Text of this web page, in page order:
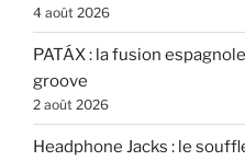
4 août 2026
PATÁX : la fusion
groove
2 août 2026
Headphone Jacks : le